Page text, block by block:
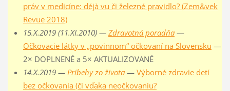
práv v medicíne: déjà vu či železné pravidlo? (Zem&vek
Revue 2018)
15.X.2019 (11.XI.2010) — Zdravotná poradňa—
Očkovacie látky v „povinnom“ očkovaní na Slovensku —
2× DOPLNENÉ a 5× AKTUALIZOVANÉ
14.X.2019 — Príbehy zo života— Výborné zdravie detí
bez očkovania (či vďaka neočkovaniu?